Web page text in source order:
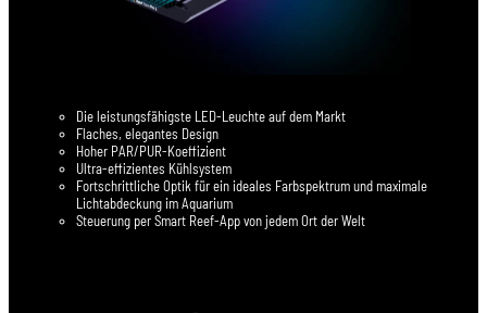
Die leistungsfähigste LED-Leuchte auf dem Markt
Flaches, elegantes Design
Hoher PAR/PUR-Koeffizient
Ultra-effizientes Kühlsystem
Fortschrittliche Optik für ein ideales Farbspektrum und maximale
Lichtabdeckung im Aquarium
Steuerung per Smart Reef-App von jedem Ort der Welt